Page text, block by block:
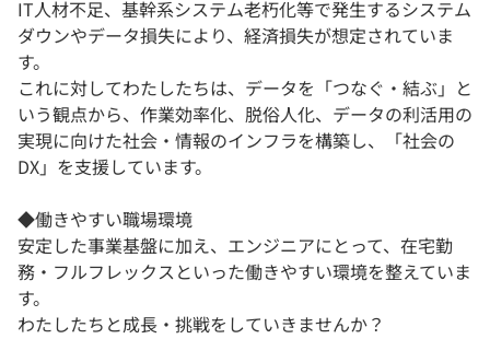
IT人材不足、基幹系システム老朽化等で発生するシステム
ダウンやデータ損失により、経済損失が想定されていま
す。
これに対してわたしたちは、データを「つなぐ・結ぶ」と
いう観点から、作業効率化、脱俗人化、データの利活用の
実現に向けた社会・情報のインフラを構築し、「社会の
DX」を支援しています。
◆働きやすい職場環境
安定した事業基盤に加え、エンジニアにとって、在宅勤
務・フルフレックスといった働きやすい環境を整えていま
す。
わたしたちと成長・挑戦をしていきませんか？